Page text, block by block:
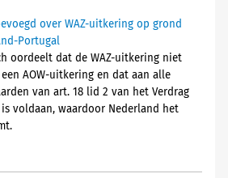
over WAZ-uitkering op grond
Portugal
oordeelt dat de WAZ-uitkering niet
AOW-uitkering en dat aan alle
van art. 18 lid 2 van het Verdrag
voldaan, waardoor Nederland het